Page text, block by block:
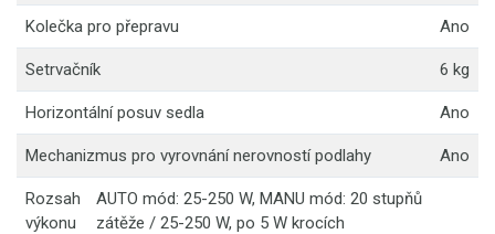
Kolečka pro přepravu Ano
Setrvačník 6 kg
Horizontální posuv sedla Ano
Mechanizmus pro vyrovnání nerovností podlahy Ano
Rozsah
výkonu
AUTO mód: 25-250 W, MANU mód: 20 stupňů
zátěže / 25-250 W, po 5 W krocích